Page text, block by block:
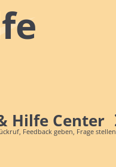
Hilfe Center
Feedback geben, Frage stellen